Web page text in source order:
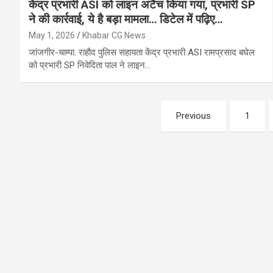
केंद्र प्रभारी ASI को लाइन अटैच किया गया, प्रभारी SP
ने की कार्रवाई, ये है बड़ा मामला… डिटेल में पढ़िए…
May 1, 2026 Khabar CG News
जांजगीर-चाम्पा. राहौद पुलिस सहायता केंद्र प्रभारी ASI रामप्रसाद बघेल
को प्रभारी SP निवेदिता पाल ने लाइन…
Previous 1